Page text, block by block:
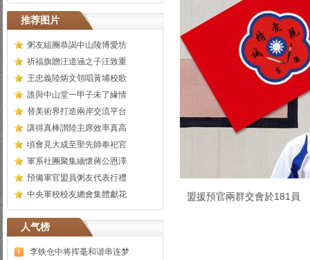
推荐图片
粥友組團恭謁中山陵博愛坊
祈福旗贈汪道涵之子汪致重
王忠義陸炳文領唱黃埔校歌
誰與中山堂一甲子未了緣情
替美術界打造兩岸交流平台
講得真棒讃陸主席效率真高
頃會見大成至聖先師奉祀官
軍系社團聚集緬懷蔣公恩澤
預備軍官盟員粥友代表行禮
中央軍校校友總會集體獻花
人气榜
李铁仓中将挥毫和谐串连梦
盟援預官兩群交會於181員